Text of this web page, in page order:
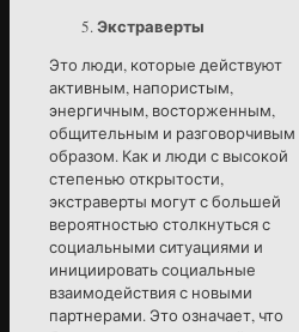
Экстраверты
Это люди, которые действуют
активным, напористым,
энергичным, восторженным,
общительным и разговорчивым
образом. Как и люди с высокой
степенью открытости,
экстраверты могут с большей
вероятностью столкнуться с
социальными ситуациями и
инициировать социальные
взаимодействия с новыми
партнерами. Это означает, что